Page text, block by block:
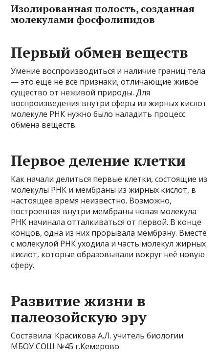
Изолированная полость, созданная
молекулами фосфолипидов
Первый обмен веществ
Умение воспроизводиться и наличие границ тела
— это ещё не все признаки, отличающие живое
существо от неживой природы. Для
воспроизведения внутри сферы из жирных кислот
молекуле РНК нужно было наладить процесс
обмена веществ.
Первое деление клетки
Как начали делиться первые клетки, состоящие из
молекулы РНК и мембраны из жирных кислот, в
настоящее время неизвестно. Возможно,
построенная внутри мембраны новая молекула
РНК начинала отталкиваться от первой. В конце
концов, одна из них прорывала мембрану. Вместе
с молекулой РНК уходила и часть молекул жирных
кислот, которые образовывали вокруг неё новую
сферу.
Развитие жизни в
палеозойскую эру
Составила: Красикова А.Л. учитель биологии
МБОУ СОШ №45 г.Кемерово